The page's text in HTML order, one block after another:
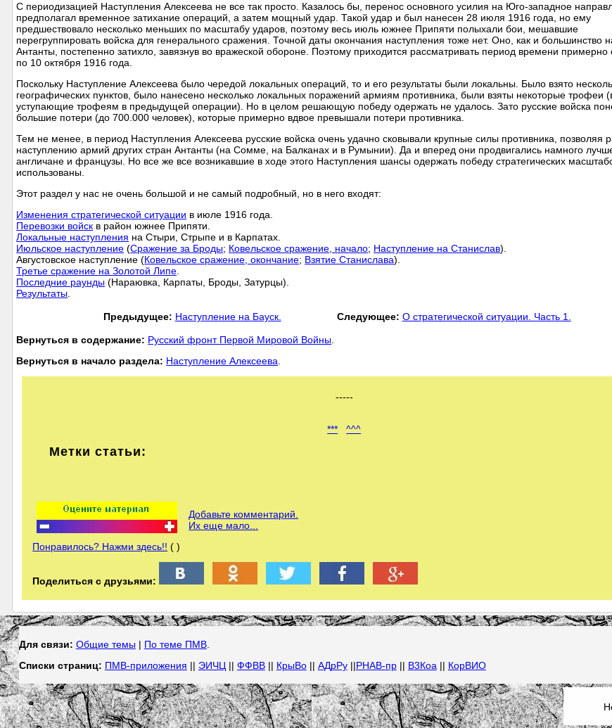
С периодизацией Наступления Алексеева не все так просто. Казалось бы, перенос основного усилия на Юго-западное
предполагал временное затихание операций, а затем мощный удар. Такой удар и был нанесен 28 июля 1916 года, но ему
предшествовало несколько меньших по масштабу ударов, поэтому весь июль южнее Припяти полыхали бои, мешавшие
перегруппировать войска для генерального сражения. Точной даты окончания наступления тоже нет. Оно, как и большинство
Антанты, постепенно затихло, завязнув во вражеской обороне. Поэтому приходится рассматривать период времени
по 10 октября 1916 года.
Поскольку Наступление Алексеева было чередой локальных операций, то и его результаты были локальны. Было взято
географических пунктов, было нанесено несколько локальных поражений армиям противника, были взяты некоторые трофеи
уступающие трофеям в предыдущей операции). Но в целом решающую победу одержать не удалось. Зато русские войска
большие потери (до 700.000 человек), которые примерно вдвое превышали потери противника.
Тем не менее, в период Наступления Алексеева русские войска очень удачно сковывали крупные силы противника, позволяя
наступлению армий других стран Антанты (на Сомме, на Балканах и в Румынии). Да и вперед они продвигались намного
англичане и французы. Но все же все возникавшие в ходе этого Наступления шансы одержать победу стратегических
использованы.
Этот раздел у нас не очень большой и не самый подробный, но в него входят:
Изменения стратегической ситуации в июле 1916 года.
Перевозки войск в район южнее Припяти.
Локальные наступления на Стыри, Стрыпе и в Карпатах.
Июльское наступление (Сражение за Броды; Ковельское сражение, начало; Наступление на Станислав).
Августовское наступление (Ковельское сражение, окончание; Взятие Станислава).
Третье сражение на Золотой Липе
Последние раунды (Нараювка, Карпаты, Броды, Затурцы).
Результаты
Предыдущее: Наступление на Бауск. Следующее: О стратегической ситуации. Часть 1.
Вернуться в содержание: Русский фронт Первой Мировой Войны
Вернуться в начало раздела: Наступление Алексеева
-----
*** ^^^
Метки статьи:
Добавьте комментарий.
Их еще мало...
Понравилось? Нажми здесь!! ( )
Поделиться с друзьями:
Для связи: Общие темы | По теме ПМВ.
Списки страниц: ПМВ-приложения || ЭИЧЦ || ФФВВ|| КрыВо|| АДрРу||РНАВ-пр|| В3Коа || КорВИО